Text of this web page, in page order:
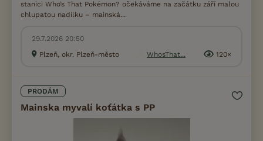
stanici Who’s That Pokémon? očekáváme na začátku září malou
chlupatou nadílku – mainská...
29.7.2026 20:50
Plzeň, okr. Plzeň-město
WhosThat... 120×
PRODÁM
Mainska myvalí koťátka s PP